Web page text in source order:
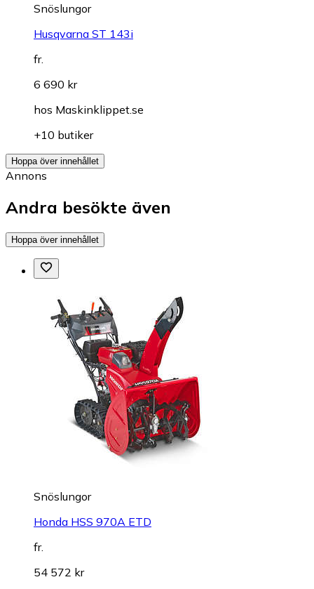
Snöslungor
Husqvarna ST 143i
fr.
6 690 kr
hos Maskinklippet.se
+10 butiker
Hoppa över innehållet
Annons
Andra besökte även
Hoppa över innehållet
Snöslungor
Honda HSS 970A ETD
fr.
54 572 kr